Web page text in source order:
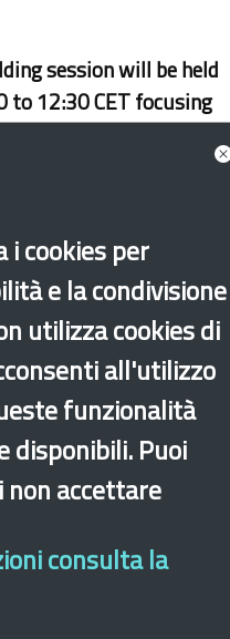
session will be held
12:30 CET focusing
and Intercultural
cookies per
e la condivisione
utilizza cookies di
all'utilizzo
funzionalità
disponibili. Puoi
non accettare
consulta la
Legal & Privacy Contacts